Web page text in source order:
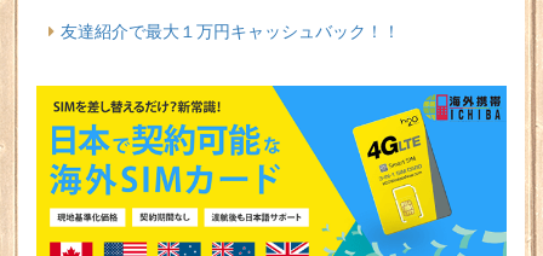
友達紹介で最大１万円キャッシュバック！！